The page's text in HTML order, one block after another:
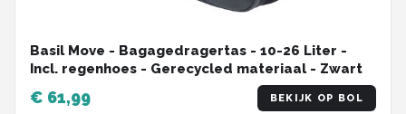
Basil Move - Bagagedragertas - 10-26 Liter -
Incl. regenhoes - Gerecycled materiaal - Zwart
€ 61,99 BEKIJK OP BOL